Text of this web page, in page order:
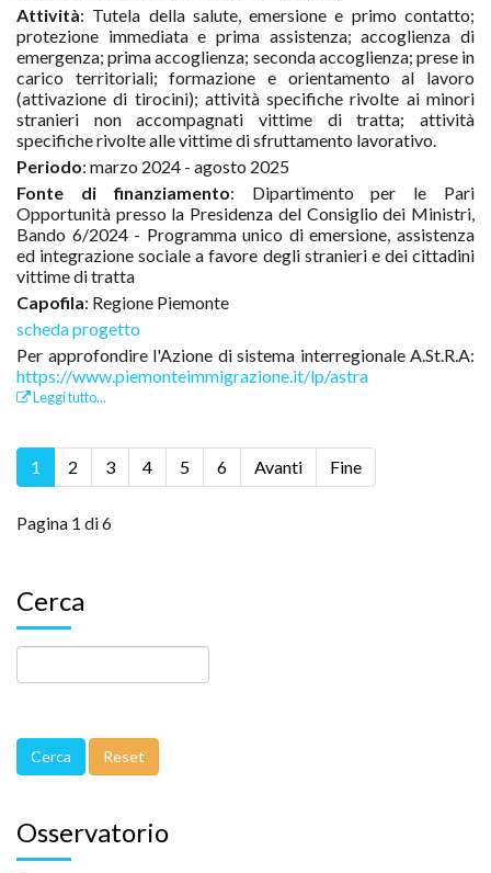
Attività: Tutela della salute, emersione e primo contatto;
protezione immediata e prima assistenza; accoglienza di
emergenza; prima accoglienza; seconda accoglienza; prese in
carico territoriali; formazione e orientamento al lavoro
(attivazione di tirocini); attività specifiche rivolte ai minori
stranieri non accompagnati vittime di tratta; attività
specifiche rivolte alle vittime di sfruttamento lavorativo.
Periodo: marzo 2024 - agosto 2025
Fonte di finanziamento: Dipartimento per le Pari
Opportunità presso la Presidenza del Consiglio dei Ministri,
Bando 6/2024 - Programma unico di emersione, assistenza
ed integrazione sociale a favore degli stranieri e dei cittadini
vittime di tratta
Capofila: Regione Piemonte
scheda progetto
Per approfondire l'Azione di sistema interregionale A.St.R.A:
https://www.piemonteimmigrazione.it/lp/astra
Leggi tutto...
1 2 3 4 5 6 Avanti Fine
Pagina 1 di 6
Cerca
Osservatorio